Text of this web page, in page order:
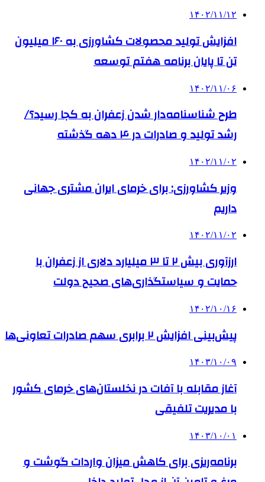
۱۴۰۲/۱۱/۱۲
افزایش تولید محصولات کشاورزی به ۱۶۰ میلیون
تن تا پایان برنامه هفتم توسعه
۱۴۰۲/۱۱/۰۶
طرح شناسنامه‌دار شدن زعفران به کجا رسید؟/
رشد تولید و صادرات در ۴ دهه گذشته
۱۴۰۲/۱۱/۰۲
وزیر کشاورزی: برای خرمای ایران مشتری جهانی
داریم
۱۴۰۲/۱۱/۰۲
ارزآوری بیش ۲ تا ۳ میلیارد دلاری از زعفران با
حمایت‌ و سیاستگذاری‌های صحیح دولت
۱۴۰۲/۱۰/۱۶
پیش‌بینی افزایش ۲ برابری سهم صادرات تعاونی‌ها
۱۴۰۳/۱۰/۰۹
آغاز مقابله با آفات در نخلستان‌های خرمای کشور
با مدیریت تلفیقی
۱۴۰۳/۱۰/۰۱
برنامه‌ریزی برای کاهش میزان واردات گوشت و